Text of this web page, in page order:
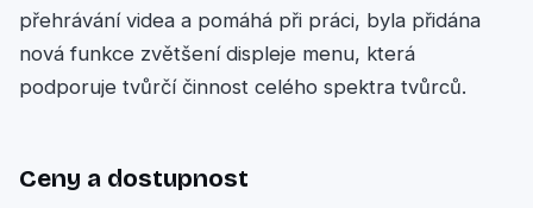
přehrávání videa a pomáhá při práci, byla přidána
nová funkce zvětšení displeje menu, která
podporuje tvůrčí činnost celého spektra tvůrců.
Ceny a dostupnost